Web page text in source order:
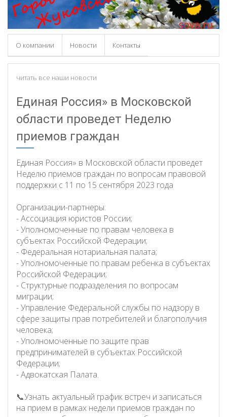
О компании Новости Контакты
читать все наши новости
Единая Россия» в Московской
области проведет Неделю
приемов граждан
Единая Россия» в Московской области проведет
Неделю приемов граждан по вопросам правовой
поддержки с 11 по 15 сентября 2023 года
Организации-партнеры:
- Ассоциация юристов России;
- Уполномоченные по правам человека в
субъектах Российской Федерации;
- Федеральная нотариальная палата;
- Уполномоченные по правам ребенка в субъектах
Российской Федерации;
- Структурные подразделения по вопросам
миграции;
- Управление Федеральной службы по надзору в
сфере защиты прав потребителей и благополучия
человека;
- Уполномоченные по защите прав
предпринимателей в субъектах Российской
Федерации;
- Адвокатская Палата.
📞Узнать актуальный график встреч и записаться
на прием в рамках недели приемов граждан по